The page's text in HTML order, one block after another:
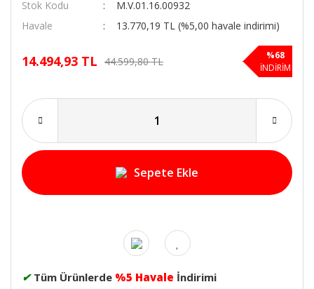
Stok Kodu
M.V.01.16.00932
Havale
13.770,19 TL (%5,00 havale indirimi)
14.494,93 TL 44.599,80 TL
%68
İNDİRİM
Sepete Ekle
✔ Tüm Ürünlerde %5 Havale İndirimi